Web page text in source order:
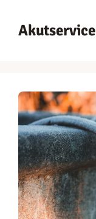
innehåll
Akutservice